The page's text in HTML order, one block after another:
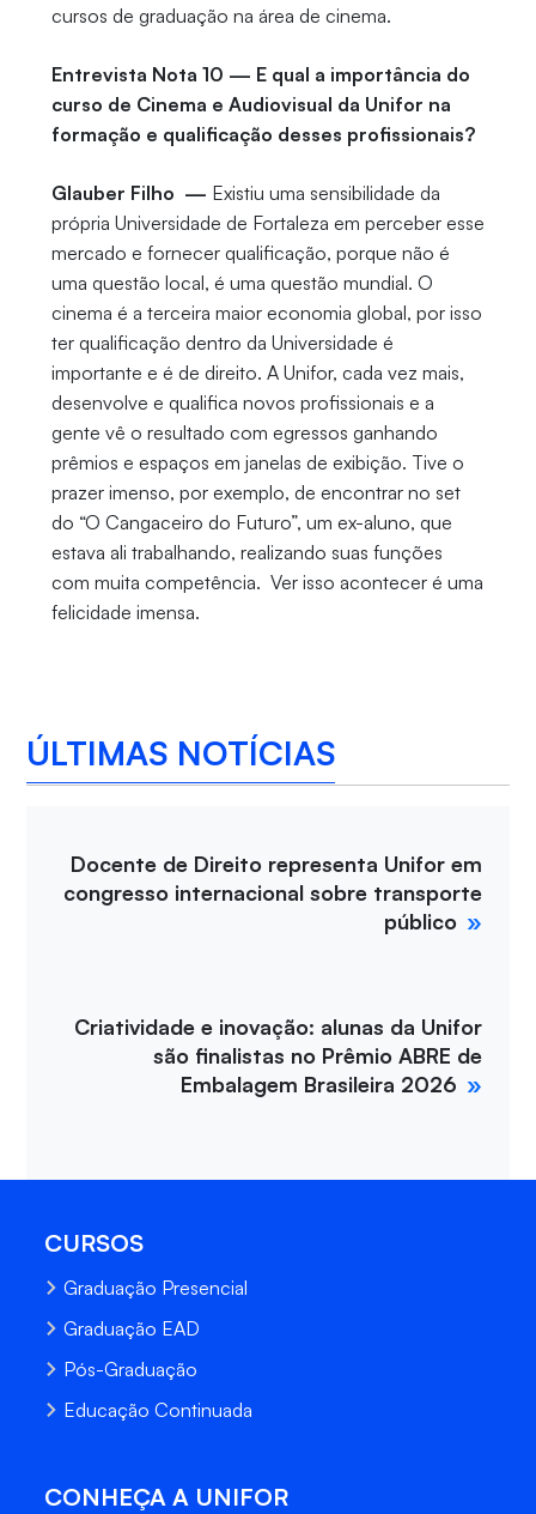
cursos de graduação na área de cinema.
Entrevista Nota 10 — E qual a importância do
curso de Cinema e Audiovisual da Unifor na
formação e qualificação desses profissionais?
Glauber Filho — Existiu uma sensibilidade da
própria Universidade de Fortaleza em perceber esse
mercado e fornecer qualificação, porque não é
uma questão local, é uma questão mundial. O
cinema é a terceira maior economia global, por isso
ter qualificação dentro da Universidade é
importante e é de direito. A Unifor, cada vez mais,
desenvolve e qualifica novos profissionais e a
gente vê o resultado com egressos ganhando
prêmios e espaços em janelas de exibição. Tive o
prazer imenso, por exemplo, de encontrar no set
do “O Cangaceiro do Futuro”, um ex-aluno, que
estava ali trabalhando, realizando suas funções
com muita competência. Ver isso acontecer é uma
felicidade imensa.
ÚLTIMAS NOTÍCIAS
Docente de Direito representa Unifor em
congresso internacional sobre transporte
público
Criatividade e inovação: alunas da Unifor
são finalistas no Prêmio ABRE de
Embalagem Brasileira 2026
CURSOS
Graduação Presencial
Graduação EAD
Pós-Graduação
Educação Continuada
CONHEÇA A UNIFOR